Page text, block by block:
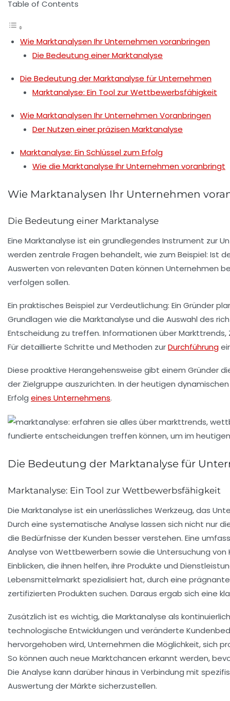
Table of Contents
Wie Marktanalysen Ihr Unternehmen voranbringen
Die Bedeutung einer Marktanalyse
Die Bedeutung der Marktanalyse für Unternehmen
Marktanalyse: Ein Tool zur Wettbewerbsfähigkeit
Wie Marktanalysen Ihr Unternehmen Voranbringen
Der Nutzen einer präzisen Marktanalyse
Marktanalyse: Ein Schlüssel zum Erfolg
Wie die Marktanalyse Ihr Unternehmen voranbringt
Wie Marktanalysen Ihr Unternehmen
Die Bedeutung einer Marktanalyse
Eine Marktanalyse ist ein grundlegendes Instrument zur
werden zentrale Fragen behandelt, wie zum Beispiel: Ist
Auswerten von relevanten Daten können Unternehmen
verfolgen sollen.
Ein praktisches Beispiel zur Verdeutlichung: Ein Gründer
Grundlagen wie die Marktanalyse und die Auswahl des
Entscheidung zu treffen. Informationen über
Für detaillierte Schritte und Methoden zurDurchführung
Diese proaktive Herangehensweise gibt einem Gründer
der Zielgruppe auszurichten. In der heutigen
Erfolg eines Unternehmens.
Die Bedeutung der Marktanalyse für
Marktanalyse: Ein Tool zur Wettbewerbsfähigkeit
Die Marktanalyse ist ein unerlässliches Werkzeug, das
Durch eine systematische Analyse lassen sich nicht nur
die Bedürfnisse derKunden besser verstehen. Eine
Analyse von Wettbewerbern sowie die Untersuchung von
Einblicken, die ihnen helfen, ihre Produkte und
Lebensmittelmarkt spezialisiert hat, durch eine
zertifizierten Produkten suchen. Daraus ergab sich eine
Zusätzlich ist es wichtig, die Marktanalyse als
technologische Entwicklungen und veränderte
hervorgehoben wird, Unternehmen die Möglichkeit, sich
So können auch neue Marktchancen erkannt werden,
Die Analyse kann darüber hinaus in Verbindung mit
Auswertung der Märkte sicherzustellen.